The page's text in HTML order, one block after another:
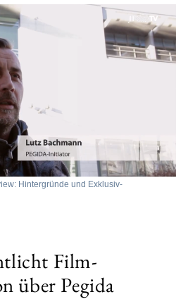
Hintergründe und Exklusiv-
Film-
über Pegida